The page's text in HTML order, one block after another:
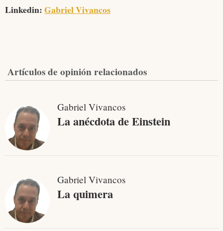
Linkedin:Gabriel Vivancos
Artículos de opinión relacionados
Gabriel Vivancos
La anécdota de Einstein
Gabriel Vivancos
La quimera